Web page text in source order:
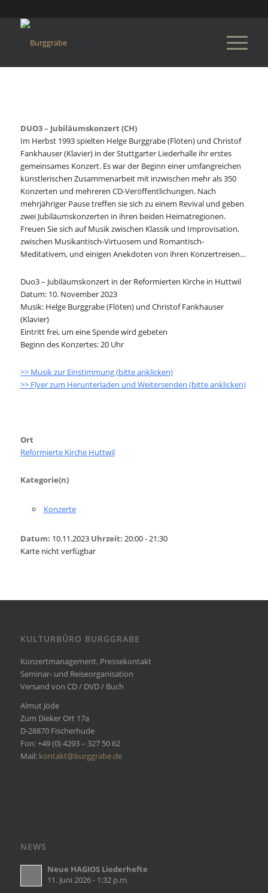
DUO3 – Jubiläumskonzert (CH)
Im Herbst 1993 spielten Helge Burggrabe (Flöten) und Christof
Fankhauser (Klavier) in der Stuttgarter Liederhalle ihr erstes
gemeinsames Konzert. Es war der Beginn einer umfangreichen
künstlerischen Zusammenarbeit mit inzwischen mehr als 350
Konzerten und mehreren CD-Veröffentlichungen. Nach
mehrjähriger Pause treffen sie sich zu einem Revival und geben
zwei Jubiläumskonzerten in ihren beiden Heimatregionen.
Freuen Sie sich auf Musik zwischen Klassik und Improvisation,
zwischen Musikantisch-Virtuosem und Romantisch-
Meditativem, und einigen Anekdoten von ihren Konzertreisen…
Duo3 – Jubiläumskonzert in der Reformierten Kirche in Huttwil
Datum: 10. November 2023
Musik: Helge Burggrabe (Flöten) und Christof Fankhauser
(Klavier)
Eintritt frei, um eine Spende wird gebeten
Beginn des Konzertes: 20 Uhr
>> Musik zur Einstimmung (bitte anklicken)
>> Flyer zum Herunterladen und Weitersenden (bitte anklicken)
Ort
Reformierte Kirche Huttwil
Kategorie(n)
Konzerte
Datum: 10.11.2023 Uhrzeit: 20:00 - 21:30
Karte nicht verfügbar
KULTURBÜRO BURGGRABE
Konzertmanagement, Pressekontakt
Seminar- und Reiseorganisation
Versand von CD / DVD / Buch
Almut Jöde
Zum Dieker Ort 17a
D-28870 Fischerhude
Fon: +49 (0) 4293 – 327 50 62
Mail: kontakt@burggrabe.de
NEWS
Neue HAGIOS Liederhefte
11. Juni 2026 - 1:32 p.m.